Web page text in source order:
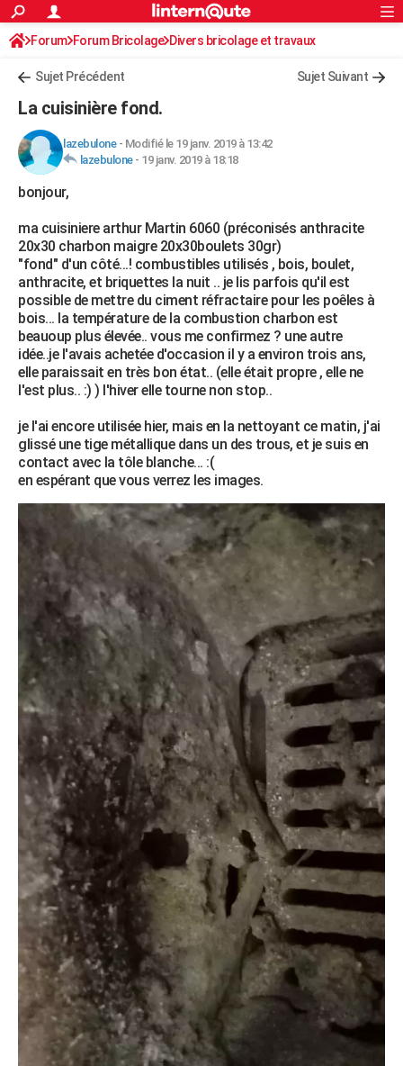
ACTUALITÉS
Politique
Société
Faits Divers
Education
Monde
Villes
+
FINANCE
Retraite
Impôts
Epargne
Immobilier
Risques naturels par ville
Banque
Assurance
Crédit
AUTO
Essais
Réserver un essai
Citadines
Berlines
SUV
Forum auto
+HIGH-TECH
Mobiles
Meilleur smartphone
Internet
Ordinateurs
Jeux vidéo
Guide high-tech
+BRICOLAGE
Forum
Aménagement intérieur
Extérieur
Cuisine
Salle de bains
Jardinage
Rangement
WEEK-END
Guides de France
Escapades
Patrimoine
Expositions
Musées
Week-end nature
+LIFESTYLE
Art de vivre
Bien-être
Loisirs
Mode
Modes de vie
SANTE
Alimentation
Guide de la santé
Maladies
Médicaments
Sommeil
VOYAGE
Destinations
City break
Voyage nature
Voyage de noces
Forum
Climat
+PHOTO
GUIDES D'ACHAT
CARTE DE VOEUX
Carte de Noël
Carte Bonne année
Carte Saint-Valentin
Carte Pâques
Carte d'anniversaire
DICTIONNAIRE
Dictionnaire
Biographies
Citations
Expressions
Proverbes
PROGRAMME TV
COPAINS D'AVANT
S'inscrire
Se connecter
Lycées
Collèges
Primaires
Universités
Entreprises
Service militaire
Avis de recherche
AVIS DE DÉCÈS
FORUM
Bricolage
Lifestyle
Culture
Sport
Auto
Television
Voyage
Cinema
Rechercher
S'inscrire
Connexion
Forum Forum Bricolage Divers bricolage et travaux
Sujet Précédent Sujet Suivant
La cuisinière fond.
lazebulone- Modifié le 19 janv. 2019 à 13:42
lazebulone- 19 janv. 2019 à 18:18
bonjour,
ma cuisiniere arthur Martin 6060 (préconisés anthracite
20x30 charbon maigre 20x30boulets 30gr)
"fond" d'un côté...! combustibles utilisés , bois, boulet,
anthracite, et briquettes la nuit .. je lis parfois qu'il est
possible de mettre du ciment réfractaire pour les poêles à
bois... la température de la combustion charbon est
beauoup plus élevée.. vous me confirmez ? une autre
idée..je l'avais achetée d'occasion il y a environ trois ans,
elle paraissait en très bon état.. (elle était propre , elle ne
l'est plus.. :) ) l'hiver elle tourne non stop..
je l'ai encore utilisée hier, mais en la nettoyant ce matin, j'ai
glissé une tige métallique dans un des trous, et je suis en
contact avec la tôle blanche... :(
en espérant que vous verrez les images.